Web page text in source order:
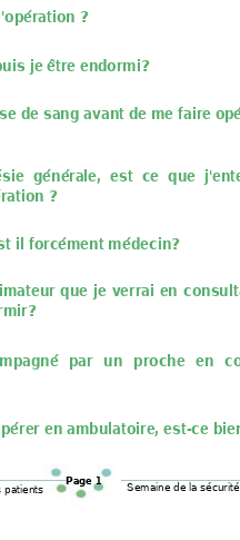
Page 1
patients Semaine de la sécurit
?
je être endormi?
de sang avant de me faire op
générale,  est ce  que
?
il forcément médecin?
que je verrai en
par un proche en
en ambulatoire, est-ce